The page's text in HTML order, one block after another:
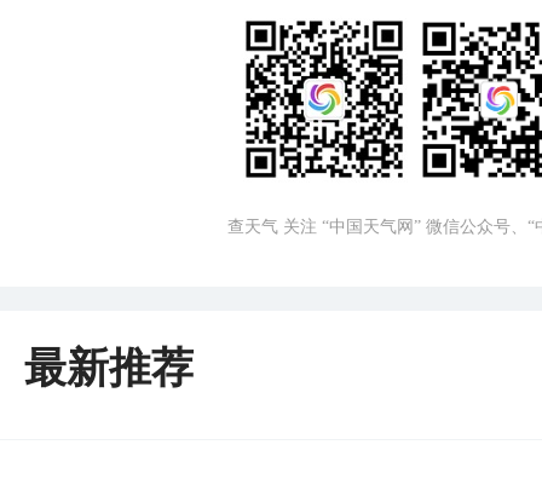
查天气 关注 “中国天气网” 微信公众号、
最新推荐